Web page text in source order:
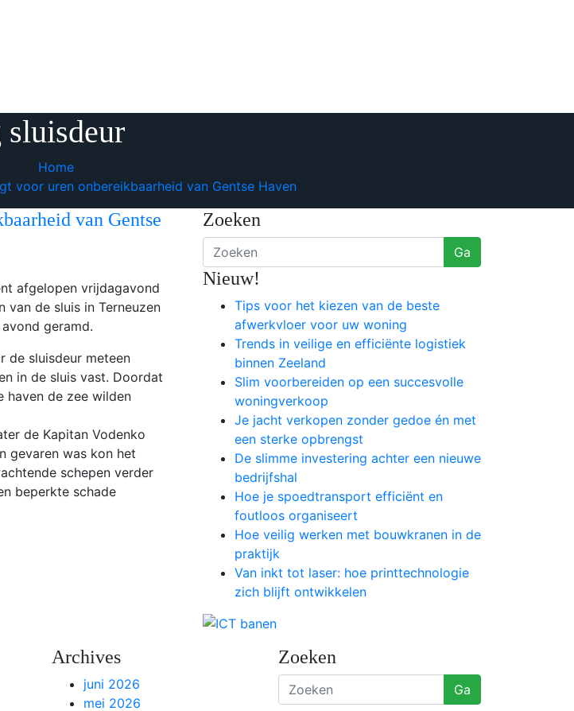
sluisdeur
Home
voor uren onbereikbaarheid van Gentse Haven
van Gentse
afgelopen vrijdagavond
van de sluis in Terneuzen
geramd.
de sluisdeur meteen
in de sluis vast. Doordat
haven de zee wilden
de Kapitan Vodenko
gevaren was kon het
schepen verder
beperkte schade
Zoeken
Ga
Nieuw!
Tips voor het kiezen van de beste
afwerkvloer voor uw woning
Trends in veilige en efficiënte logistiek
binnen Zeeland
Slim voorbereiden op een succesvolle
woningverkoop
Je jacht verkopen zonder gedoe én met
een sterke opbrengst
De slimme investering achter een nieuwe
bedrijfshal
Hoe je spoedtransport efficiënt en
foutloos organiseert
Hoe veilig werken met bouwkranen in de
praktijk
Van inkt tot laser: hoe printtechnologie
zich blijft ontwikkelen
Archives
juni 2026
mei 2026
Zoeken
Ga